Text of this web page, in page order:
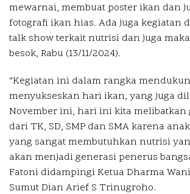
mewarnai, membuat poster ikan dan
fotografi ikan hias. Ada juga kegiatan
talk show terkait nutrisi dan juga
besok, Rabu (13/11/2024).
“Kegiatan ini dalam rangka
menyukseskan hari ikan, yang juga
November ini, hari ini kita melibatkan
dari TK, SD, SMP dan SMA karena
yang sangat membutuhkan nutrisi
akan menjadi generasi penerus
Fatoni didampingi Ketua Dharma
Sumut Dian Arief S Trinugroho.